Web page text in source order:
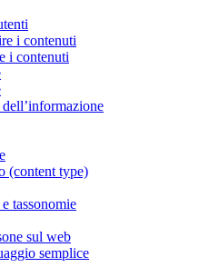
i contenuti
i contenuti
(content type)
tassonomie
sul web
semplice